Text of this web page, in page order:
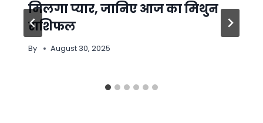
मिलगा प्यार, जानिए आज का मिथुन
राशिफल
By August 30, 2025